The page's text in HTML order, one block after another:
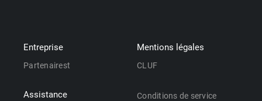
Entreprise
Partenairest
Assistance
Mentions légales
CLUF
Conditions de service